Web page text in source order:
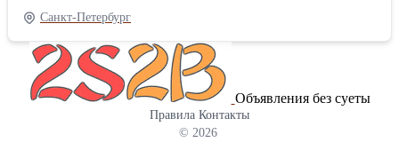
деревянный, с укладкой из красного бархата, крышка из
прозрачного стекла. Рога сувенирные КРС.
Санкт-Петербург
Объявления без суеты
Правила Контакты
© 2026